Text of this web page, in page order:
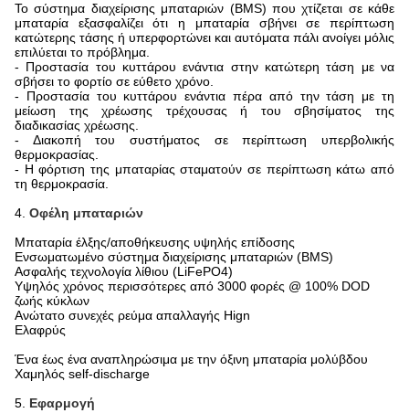
Το σύστημα διαχείρισης μπαταριών (BMS) που χτίζεται σε κάθε
μπαταρία εξασφαλίζει ότι η μπαταρία σβήνει σε περίπτωση
κατώτερης τάσης ή υπερφορτώνει και αυτόματα πάλι ανοίγει μόλις
επιλύεται το πρόβλημα.
- Προστασία του κυττάρου ενάντια στην κατώτερη τάση με να
σβήσει το φορτίο σε εύθετο χρόνο.
- Προστασία του κυττάρου ενάντια πέρα από την τάση με τη
μείωση της χρέωσης τρέχουσας ή του σβησίματος της
διαδικασίας χρέωσης.
- Διακοπή του συστήματος σε περίπτωση υπερβολικής
θερμοκρασίας.
- Η φόρτιση της μπαταρίας σταματούν σε περίπτωση κάτω από
τη θερμοκρασία.
4. Οφέλη μπαταριών
Μπαταρία έλξης/αποθήκευσης υψηλής επίδοσης
Ενσωματωμένο σύστημα διαχείρισης μπαταριών (BMS)
Ασφαλής τεχνολογία λίθιου (LiFePO4)
Υψηλός χρόνος περισσότερες από 3000 φορές @ 100% DOD
ζωής κύκλων
Ανώτατο συνεχές ρεύμα απαλλαγής Hign
Ελαφρύς
Ένα έως ένα αναπληρώσιμα με την όξινη μπαταρία μολύβδου
Χαμηλός self-discharge
5. Εφαρμογή